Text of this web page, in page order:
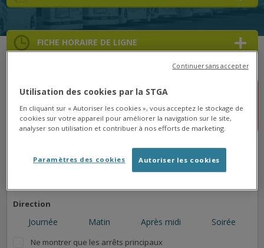
FICHE HORAIRE DE LIGNE
Lignes A/B/1/2/4/5/6/7 : Courses perturbées le
vendredi 24 juin
➜ ➜
➜
Direction
Journée Matin Après midi Soirée
Ne montrer que les arrêts principaux
Utilisation des cookies par la STGA
En cliquant sur « Autoriser les cookies », vous acceptez le stockage de
cookies sur votre appareil pour améliorer la navigation sur le site,
analyser son utilisation et contribuer à nos efforts de marketing.
Autoriser les cookies
Paramètres des cookies
Continuer sans accepter